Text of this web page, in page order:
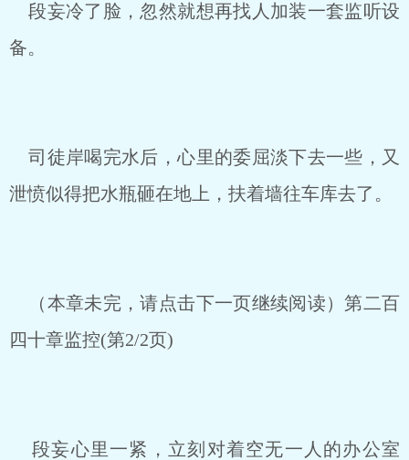
段妄冷了脸，忽然就想再找人加装一套监听设
备。
司徒岸喝完水后，心里的委屈淡下去一些，又
泄愤似得把水瓶砸在地上，扶着墙往车库去了。
（本章未完，请点击下一页继续阅读）第二百
四十章监控(第2/2页)
段妄心里一紧，立刻对着空无一人的办公室